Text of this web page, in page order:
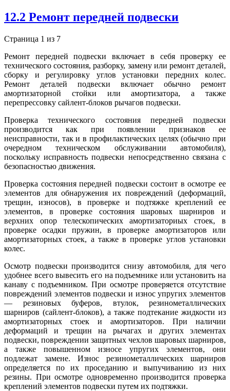
12.2 Ремонт передней подвески
Страница 1 из 7
Ремонт передней подвески включает в себя проверку ее
технического состояния, разборку, замену или ремонт деталей,
сборку и регулировку углов установки передних колес.
Ремонт деталей подвески включает обычно ремонт
амортизаторной стойки или амортизатора, а также
перепрессовку сайлент-блоков рычагов подвески.
Проверка технического состояния передней подвески
производится как при появлении признаков ее
неисправности, так и в профилактических целях (обычно при
очередном техническом обслуживании автомобиля),
поскольку исправность подвески непосредственно связана с
безопасностью движения.
Проверка состояния передней подвески состоит в осмотре ее
элементов для обнаружения их повреждений (деформаций,
трещин, износов), в проверке и подтяжке креплений ее
элементов, в проверке состояния шаровых шарниров и
верхних опор телескопических амортизаториых стоек, в
проверке осадки пружин, в проверке амортизаторов или
амортизаторных стоек, а также в проверке углов установки
колес.
Осмотр подвески производится снизу автомобиля, для чего
удобнее всего вывесить его на подъемнике или установить на
канаву с подъемником. При осмотре проверяется отсутствие
повреждений элементов подвески и износ упругих элементов
— резиновых буферов, втулок, резинометаллических
шарниров (сайлент-блоков), а также подтекание жидкости из
амортизаторных стоек и амортизаторов. При наличии
деформаций и трещин на рычагах и других элементах
подвески, повреждении защитных чехлов шаровых шарниров,
а также повышенном износе упругих элементов, они
подлежат замене. Износ резинометаллических шарниров
определяется по их проседанию и выпучиванию из них
резины. При осмотре одновременно производится проверка
креплений элементов подвески путем их подтяжки.